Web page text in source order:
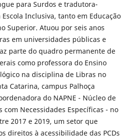
para Surdos e tradutora-
Inclusiva, tanto em Educação
Superior. Atuou por seis anos
em universidades públicas e
parte do quadro permanente de
como professora do Ensino
na disciplina de Libras no
Catarina, campus Palhoça
do NAPNE - Núcleo de
com Necessidades Específicas - no
2017 e 2019, um setor que
direitos à acessibilidade das PCDs